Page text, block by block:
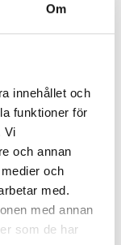
Om
innehållet och
funktioner för
Vi
och annan
och
med.
med annan
som de har